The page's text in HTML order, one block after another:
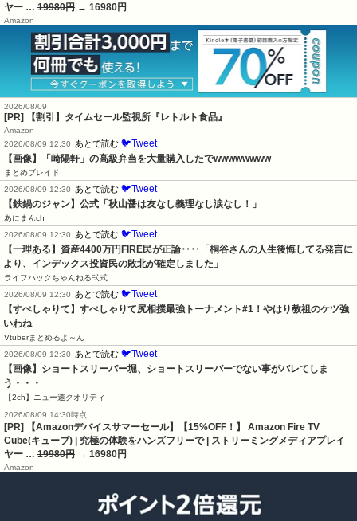
ヤー … 19980円 → 16980円
Amazon
2026/08/09
[PR] 【割引】タイムセール監視所『レトルト食品』
Amazon
2026/08/09 12:30
あとで読む 🐦Tweet
【画像】「崎陽軒」の高級弁当を大量購入したでwwwwwwww
まとめブレイド
2026/08/09 12:30
あとで読む 🐦Tweet
【鉄鍋のジャン】公式「秋山醤は友なし義理なし涙なし！」
あにまんch
2026/08/09 12:30
あとで読む 🐦Tweet
【一理ある】資産4400万円FIRE民が正論‥‥「桐谷さんの人生後悔してる発言に
より、インデックス投資民の敗北が確定しました」
ライフハックちゃんねる弐式
2026/08/09 12:30
あとで読む 🐦Tweet
【すぺしゃりて】すぺしゃりて尻相撲最強トーナメント#1！やはり教祖のケツ強
いわね
Vtuberまとめるよ～ん
2026/08/09 12:30
あとで読む 🐦Tweet
【画像】ショートスリーパー堀、ショートスリーパーでない事がバレてしま
う・・・
【2ch】ニュー速クオリティ
2026/08/09 14:30時点
[PR] 【Amazonデバイスサマーセール】【15%OFF！】 Amazon Fire TV
Cube(キューブ) | 究極の体験をハンズフリーで | ストリーミングメディアプレイ
ヤー … 19980円 → 16980円
Amazon